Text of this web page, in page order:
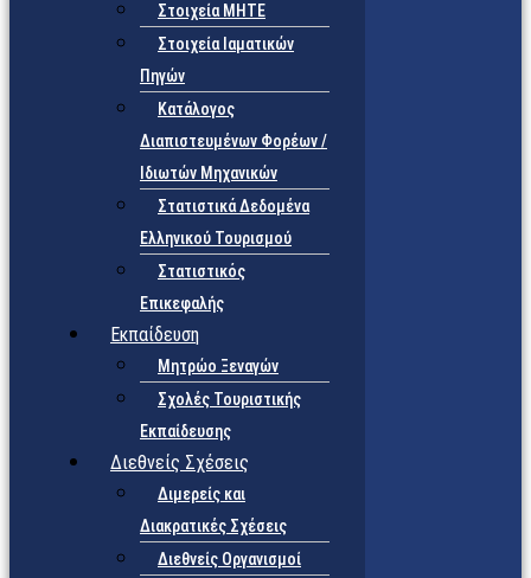
Στοιχεία ΜΗΤΕ
Στοιχεία Ιαματικών
Πηγών
Κατάλογος
Διαπιστευμένων Φορέων /
Ιδιωτών Μηχανικών
Στατιστικά Δεδομένα
Ελληνικού Τουρισμού
Στατιστικός
Επικεφαλής
Εκπαίδευση
Μητρώο Ξεναγών
Σχολές Τουριστικής
Εκπαίδευσης
Διεθνείς Σχέσεις
Διμερείς και
Διακρατικές Σχέσεις
Διεθνείς Οργανισμοί